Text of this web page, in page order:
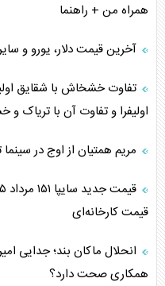
همراه من + راهنما
آخرین قیمت دلار، یورو و سایر ارز‌ها ۱۲ مرداد
تفاوت خشخاش با شقایق
اولیفرا و تفاوت آن با
مریم همتیان از اوج در
قیمت کارخانه‌ای
انحلال ماکان بند؛ جدایی
همکاری صحت دارد؟